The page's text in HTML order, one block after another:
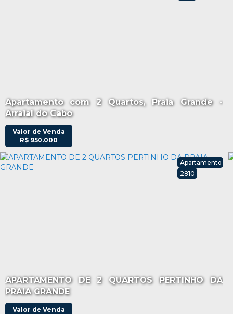
Apartamento com 2 Quartos, Praia Grande -
Arraial do Cabo
R$ 950.000
Valor de Venda
APARTAMENTO DE 2 QUARTOS PERTINHO DA
PRAIA GRANDE
2810
Apartamento
Valor de Venda